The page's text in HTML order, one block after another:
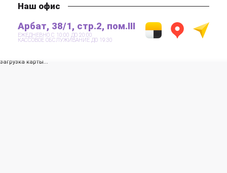
Наш офис
Арбат, 38/1, стр.2, пом.III
ЕЖЕДНЕВНО С 10:00 ДО 20:00
КАССОВОЕ ОБСЛУЖИВАНИЕ ДО 19:30
загрузка карты...